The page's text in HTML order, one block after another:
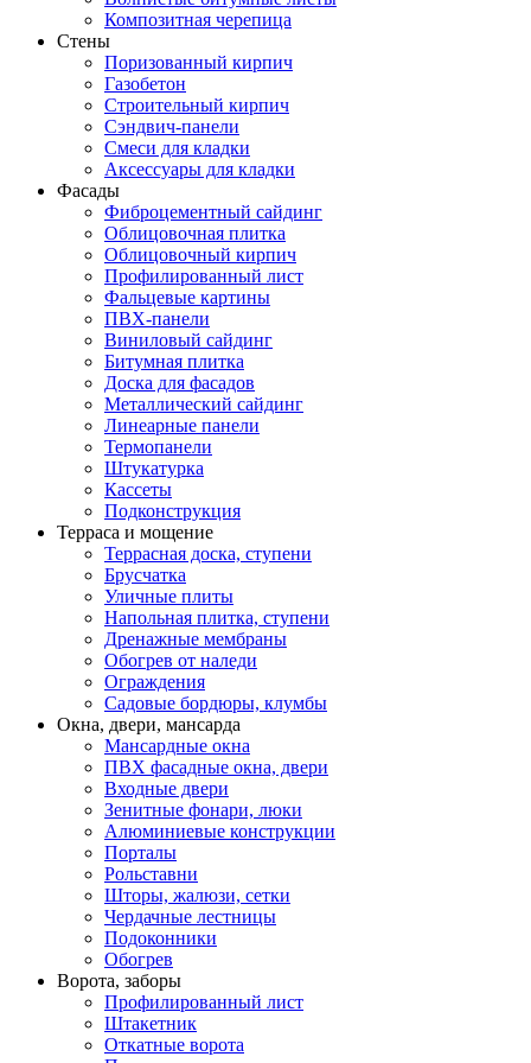
Композитная черепица
Стены
Поризованный кирпич
Газобетон
Строительный кирпич
Сэндвич-панели
Смеси для кладки
Аксессуары для кладки
Фасады
Фиброцементный сайдинг
Облицовочная плитка
Облицовочный кирпич
Профилированный лист
Фальцевые картины
ПВХ-панели
Виниловый сайдинг
Битумная плитка
Доска для фасадов
Металлический сайдинг
Линеарные панели
Термопанели
Штукатурка
Кассеты
Подконструкция
Терраса и мощение
Террасная доска, ступени
Брусчатка
Уличные плиты
Напольная плитка, ступени
Дренажные мембраны
Обогрев от наледи
Ограждения
Садовые бордюры, клумбы
Окна, двери, мансарда
Мансардные окна
ПВХ фасадные окна, двери
Входные двери
Зенитные фонари, люки
Алюминиевые конструкции
Порталы
Рольставни
Шторы, жалюзи, сетки
Чердачные лестницы
Подоконники
Обогрев
Ворота, заборы
Профилированный лист
Штакетник
Откатные ворота